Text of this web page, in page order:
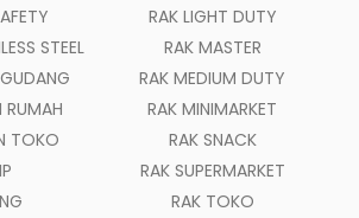
STEEL
RUMAH
TOKO
RAK LIGHT DUTY
RAK MASTER
RAK MEDIUM DUTY
RAK MINIMARKET
RAK SNACK
RAK SUPERMARKET
RAK TOKO